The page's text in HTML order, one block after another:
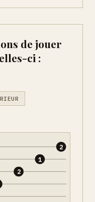
de jouer
ci :
2
1
2